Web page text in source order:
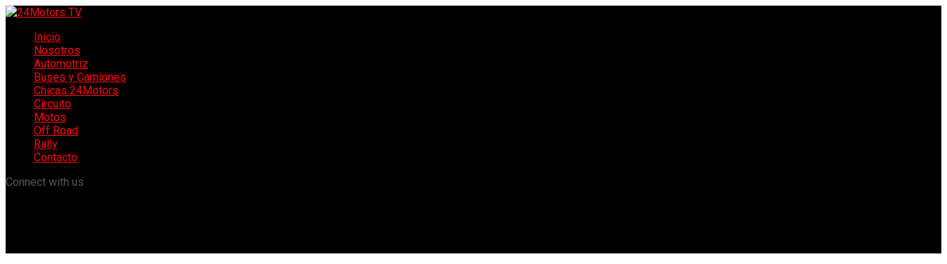
Inicio
Nosotros
Automotriz
Buses y Camiones
Chicas 24Motors
Circuito
Motos
Off Road
Rally
Contacto
Connect with us